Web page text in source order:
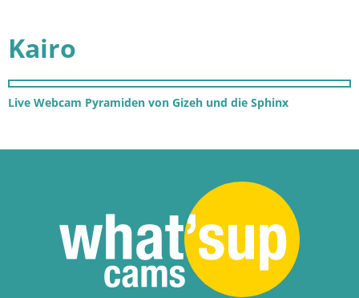
Kairo
Live Webcam Pyramiden von Gizeh und die Sphinx